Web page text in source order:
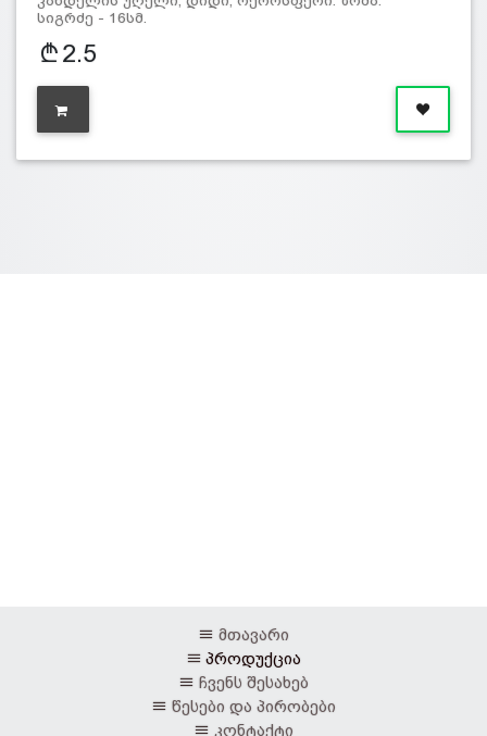
სიგრძე - 16სმ.
2.5
მთავარი
პროდუქცია
ჩვენს შესახებ
წესები და პირობები
კონტაქტი